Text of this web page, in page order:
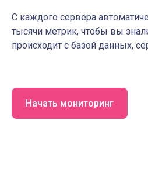
С каждого сервера
тысячи метрик, чтобы вы
происходит с базой данных,
Начать мониторинг